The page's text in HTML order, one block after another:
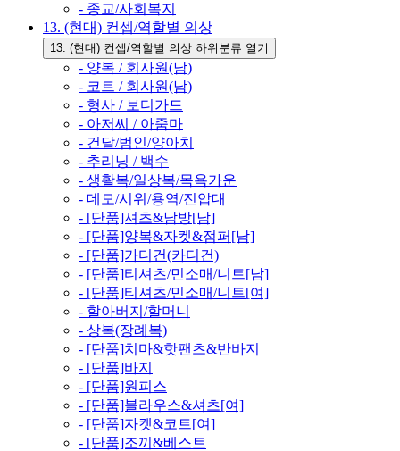
- 종교/사회복지
13. (현대) 컨셉/역할별 의상
13. (현대) 컨셉/역할별 의상 하위분류 열기
- 양복 / 회사원(남)
- 코트 / 회사원(남)
- 형사 / 보디가드
- 아저씨 / 아줌마
- 건달/범인/양아치
- 추리닝 / 백수
- 생활복/일상복/목욕가운
- 데모/시위/용역/진압대
- [단품]셔츠&남방[남]
- [단품]양복&자켓&점퍼[남]
- [단품]가디건(카디건)
- [단품]티셔츠/민소매/니트[남]
- [단품]티셔츠/민소매/니트[여]
- 할아버지/할머니
- 상복(장례복)
- [단품]치마&핫팬츠&반바지
- [단품]바지
- [단품]원피스
- [단품]블라우스&셔츠[여]
- [단품]자켓&코트[여]
- [단품]조끼&베스트